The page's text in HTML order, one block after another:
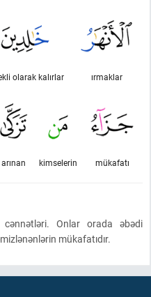
ırmaklar
olarak kalırlar
mükafatı
kimselerin
arınan
Onlar orada əbədi
mükafatıdır.